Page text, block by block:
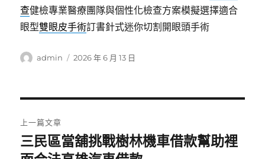
查健檢專業醫療團隊與個性化檢查方案模擬選擇適合
眼型雙眼皮手術訂書針式迷你切割開眼頭手術
作
admin
發
2026 年 6 月 13 日
章
上一篇文章
上
三民區當舖挑戰樹林機車借款幫助裡